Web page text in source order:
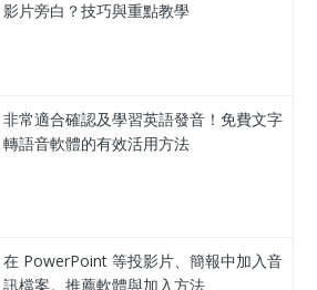
影片旁白？技巧與重點教學
非常適合確認及學習英語發音！免費文字
轉語音軟體的有效活用方法
在 PowerPoint 等投影片、簡報中加入音
訊檔案。推薦軟體與加入方法